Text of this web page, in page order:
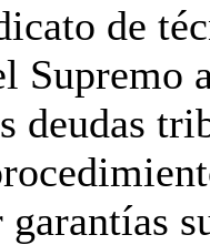
de
Supremo
deudas